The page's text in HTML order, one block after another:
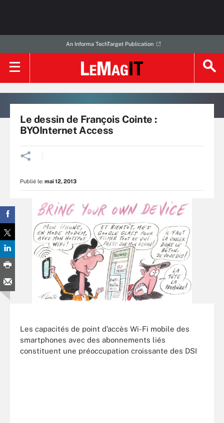
An Informa TechTarget Publication
Le dessin de François Cointe :
BYOInternet Access
Publié le: mai 12, 2013
Les capacités de point d’accès Wi-Fi mobile des
smartphones avec des abonnements liés
constituent une préoccupation croissante des DSI